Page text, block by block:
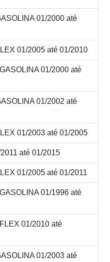
01/2000 até
01/2005 até 01/2010
01/2000 até
01/2002 até
01/2003 até 01/2005
até 01/2015
01/2005 até 01/2011
01/1996 até
01/2010 até
01/2003 até